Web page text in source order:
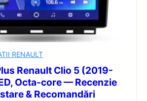
RENAULT
Renault Clio 5 (2019-
Octa-core — Recenzie
& Recomandări